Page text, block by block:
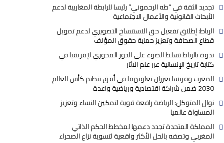
تجديد الثقة في “طه الرحموني” رئيسا للرابطة المغاربية لدعم
الأبحاث القانونية والأعمال الاجتماعية
الرباط: إطلاق تفعيل حق الاستنساخ التصويري لدعم تمويل
قطاع الصحافة وتعزيز حماية حقوق المؤلف
ندوة بالرباط تسلط الضوء على الدور المحوري لإفريقيا في
كتابة تاريخ الإنسانية عبر علم الآثار
المغرب وفرنسا يعززان تعاونهما في أفق تنظيم كأس العالم
2030 ضمن شراكة اقتصادية ورياضية واعدة
نوال المتوكل: الرياضة رافعة قوية لتمكين النساء وتعزيز
المساواة عالميا
المملكة المتحدة تجدد دعمها لمخطط الحكم الذاتي
المغربي وتصفه بالحل الأكثر واقعية لتسوية نزاع الصحراء